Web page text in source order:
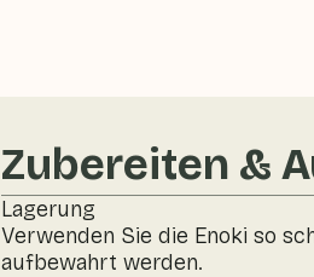
Zubereiten &
Lagerung
Verwenden Sie die Enoki so
aufbewahrt werden.